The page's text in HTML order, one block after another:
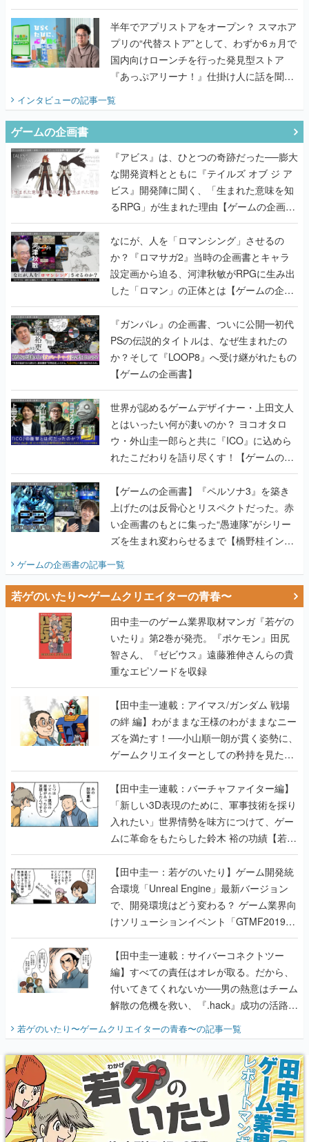
うこだわりをプロデューサーに聞いた
半年でアプリストアをオープン？ スマホア
プリの“代替ストア”として、わずか6ヵ月で
国内向けローンチを行った発見型ストア
『あっぷアリーナ！』仕掛け人に話を聞い
てみた
インタビューの記事一覧
ゲームの企画書
『アビス』は、ひとつの奇跡だった──膨大
な開発資料とともに『テイルズ オブ ジ ア
ビス』開発陣に聞く、「生まれた意味を知
るRPG」が生まれた理由【ゲームの企画
書】
なにが、人を「ロマンシング」させるの
か？『ロマサガ2』当時の企画書とキャラ
設定画から迫る、河津秋敏がRPGに生み出
した「ロマン」の正体とは【ゲームの企画
書】
『ガンパレ』の企画書、ついに公開━初代
PSの伝説的タイトルは、なぜ生まれたの
か？そして『LOOP8』へ受け継がれたもの
【ゲームの企画書】
世界が認めるゲームデザイナー・上田文人
とはいったい何が凄いのか？ ヨコオタロ
ウ・外山圭一郎らと共に『ICO』に込めら
れたこだわりを語り尽くす！【ゲームの企
画書】
【ゲームの企画書】『ペルソナ3』を築き
上げたのは反骨心とリスペクトだった。赤
い企画書のもとに集った“愚連隊”がシリー
ズを生まれ変わらせるまで【橋野桂インタ
ビュー】
ゲームの企画書の記事一覧
若ゲのいたり〜ゲームクリエイターの青春〜
田中圭一のゲーム業界取材マンガ『若ゲの
いたり』第2巻が発売。『ポケモン』田尻
智さん、『ゼビウス』遠藤雅伸さんらの貴
重なエピソードを収録
【田中圭一連載：アイマス/ガンダム 戦場
の絆 編】わがままな王様のわがままなニー
ズを満たす！──小山順一朗が貫く姿勢に、
ゲームクリエイターとしての矜持を見た
【若ゲのいたり最終回】
【田中圭一連載：バーチャファイター編】
「新しい3D表現のために、軍事技術を採り
入れたい」世界情勢を味方につけて、ゲー
ムに革命をもたらした鈴木 裕の功績【若ゲ
のいたり】
【田中圭一：若ゲのいたり】ゲーム開発統
合環境「Unreal Engine」最新バージョン
で、開発環境はどう変わる？ ゲーム業界向
けソリューションイベント「GTMF2019」
に行って、より理解を深めよう【PR】
【田中圭一連載：サイバーコネクトツー
編】すべての責任はオレが取る。だから、
付いてきてくれないか──男の熱意はチーム
解散の危機を救い、『.hack』成功の活路を
開く。業界の快男児・松山 洋に流れる血は
『少年ジャンプ』色だった【若ゲのいた
り】
若ゲのいたり〜ゲームクリエイターの青春〜の記事一覧